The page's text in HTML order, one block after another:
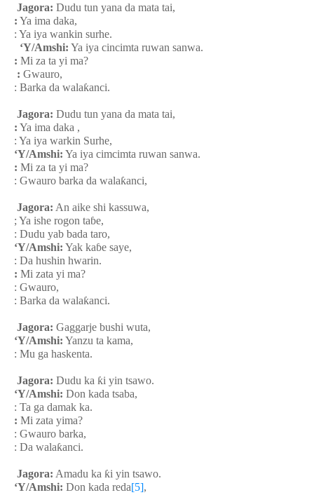
Jagora: Dudu tun yana da mata tai,
: Ya ima daka,
: Ya iya wankin surhe.
‘Y/Amshi: Ya iya cincimta ruwan sanwa.
: Mi za ta yi ma?
: Gwauro,
: Barka da walaƙanci.
Jagora: Dudu tun yana da mata tai,
: Ya ima daka ,
: Ya iya warkin Surhe,
‘Y/Amshi: Ya iya cimcimta ruwan sanwa.
: Mi za ta yi ma?
: Gwauro barka da walaƙanci,
Jagora: An aike shi kassuwa,
; Ya ishe rogon taɓe,
: Dudu yab bada taro,
‘Y/Amshi: Yak kaɓe saye,
: Da hushin hwarin.
: Mi zata yi ma?
: Gwauro,
: Barka da walaƙanci.
Jagora: Gaggarje bushi wuta,
‘Y/Amshi: Yanzu ta kama,
: Mu ga haskenta.
Jagora: Dudu ka ƙi yin tsawo.
‘Y/Amshi: Don kada tsaba,
: Ta ga damak ka.
: Mi zata yima?
: Gwauro barka,
: Da walaƙanci.
Jagora: Amadu ka ƙi yin tsawo.
‘Y/Amshi: Don kada reda[5],